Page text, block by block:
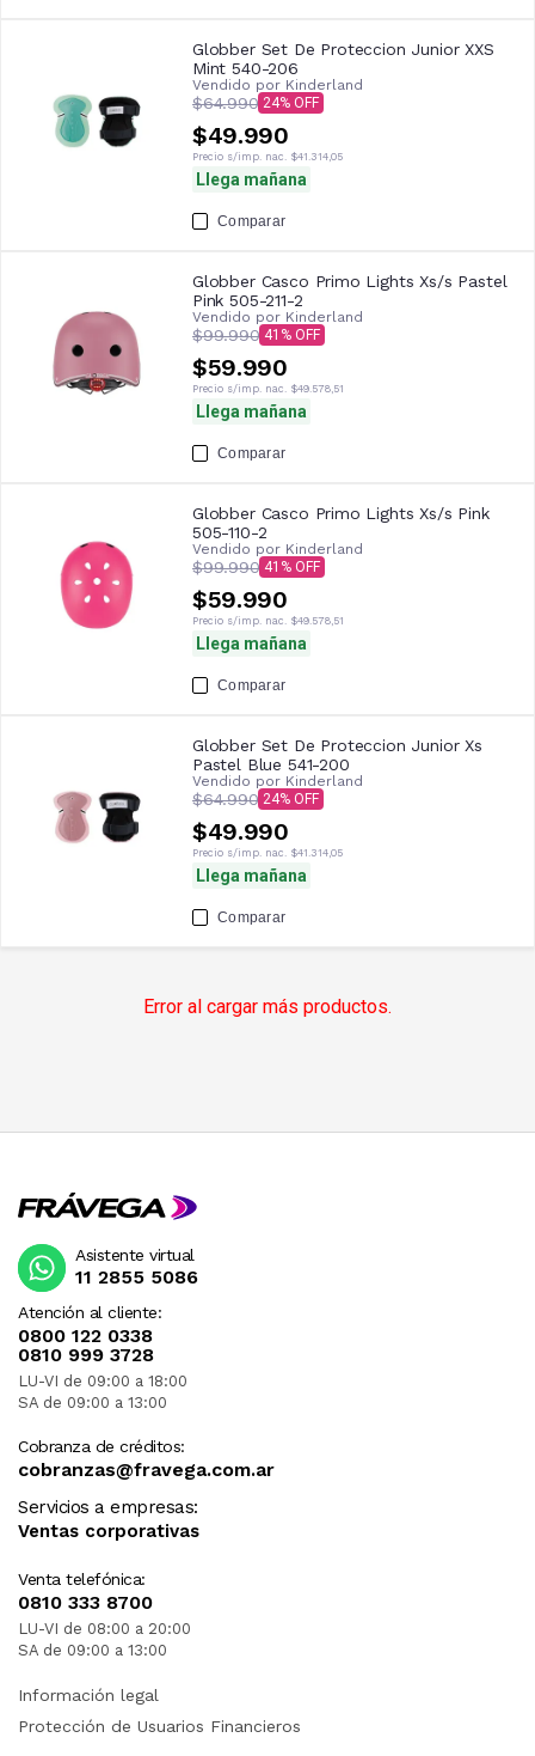
Globber Set De Proteccion Junior XXS
Mint 540-206
Vendido por Kinderland
$64.990 24
$49.990
Precio s/imp. nac. $41.314,05
Llega mañana
Comparar
Globber Casco Primo Lights Xs/s Pastel
Pink 505-211-2
Vendido por Kinderland
$99.990 41
$59.990
Precio s/imp. nac. $49.578,51
Llega mañana
Comparar
Globber Casco Primo Lights Xs/s Pink
505-110-2
Vendido por Kinderland
$99.990 41
$59.990
Precio s/imp. nac. $49.578,51
Llega mañana
Comparar
Globber Set De Proteccion Junior Xs
Pastel Blue 541-200
Vendido por Kinderland
$64.990 24
$49.990
Precio s/imp. nac. $41.314,05
Llega mañana
Comparar
Error al cargar más productos.
Atención al cliente:
0800 122 0338
0810 999 3728
LU-VI de 09:00 a 18:00
SA de 09:00 a 13:00
Cobranza de créditos:
cobranzas@fravega.com.ar
Servicios a empresas:
Ventas corporativas
Venta telefónica:
0810 333 8700
LU-VI de 08:00 a 20:00
SA de 09:00 a 13:00
Asistente virtual
11 2855 5086
Información legal
Protección de Usuarios Financieros